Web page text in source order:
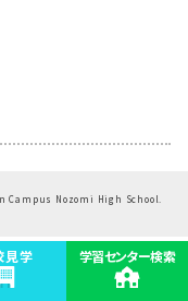
Campus Nozomi High School.
見学 学習センター検索